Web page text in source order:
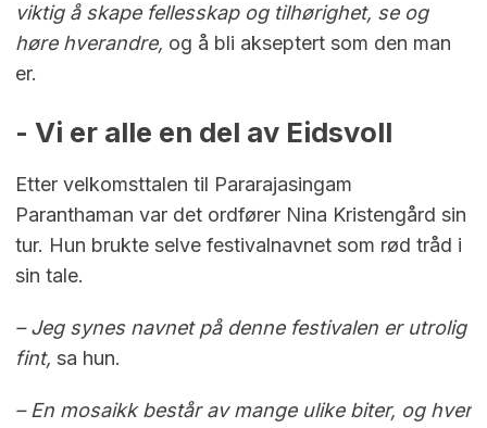
viktig å skape fellesskap og tilhørighet, se og
høre hverandre, og å bli akseptert som den man
er.
- Vi er alle en del av Eidsvoll
Etter velkomsttalen til Pararajasingam
Paranthaman var det ordfører Nina Kristengård sin
tur. Hun brukte selve festivalnavnet som rød tråd i
sin tale.
– Jeg synes navnet på denne festivalen er utrolig
fint, sa hun.
– En mosaikk består av mange ulike biter, og hver